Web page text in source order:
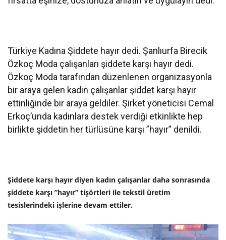
Türkiye Kadına Şiddete hayır dedi. Şanlıurfa Birecik
Özkoç Moda çalışanları şiddete karşı hayır dedi.
Özkoç Moda tarafından düzenlenen organizasyonla
bir araya gelen kadın çalışanlar şiddet karşı hayır
ettinliğinde bir araya geldiler. Şirket yöneticisi Cemal
Erkoç’unda kadınlara destek verdiği etkinlikte hep
birlikte şiddetin her türlüsüne karşı ”hayır” denildi.
Şiddete karşı hayır diyen kadın çalışanlar daha sonrasında
şiddete karşı ”hayır” tişörtleri ile tekstil üretim
tesislerindeki işlerine devam ettiler.